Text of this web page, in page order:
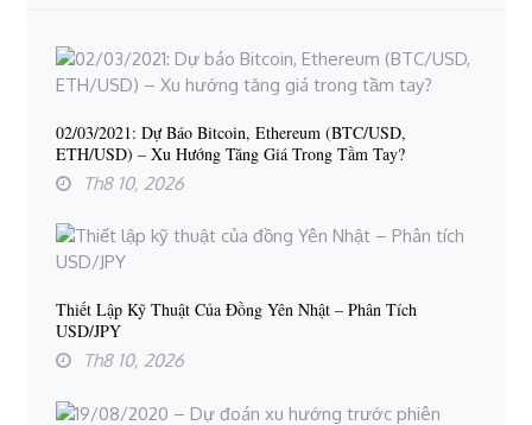
02/03/2021: Dự Báo Bitcoin, Ethereum (BTC/USD,
ETH/USD) – Xu Hướng Tăng Giá Trong Tầm Tay?
Th8 10, 2026
Thiết Lập Kỹ Thuật Của Đồng Yên Nhật – Phân Tích
USD/JPY
Th8 10, 2026